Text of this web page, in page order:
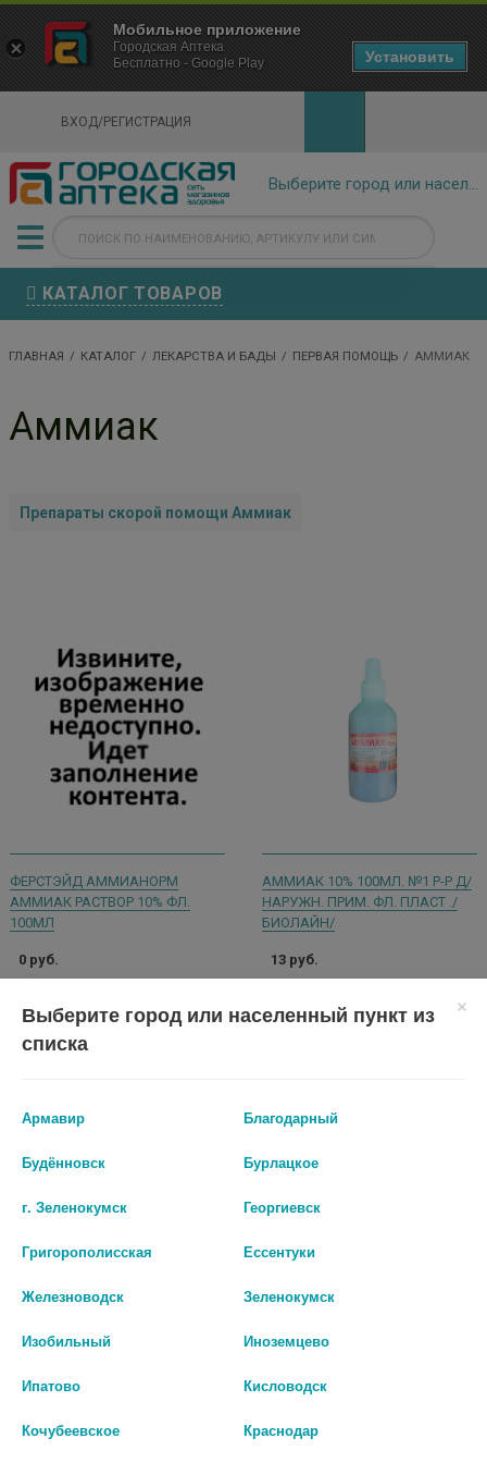
ВХОД/РЕГИСТРАЦИЯ
КАТАЛОГ ТОВАРОВ
ГЛАВНАЯ КАТАЛОГ ЛЕКАРСТВА И БАДЫ ПЕРВАЯ ПОМОЩЬ АММИАК
Аммиак
Препараты скорой помощи Аммиак
ФЕРСТЭЙД АММИАНОРМ
АММИАК РАСТВОР 10% ФЛ.
100МЛ
0 руб.
шт
В КОРЗИНУ
АММИАК 10% 100МЛ. №1 Р-Р Д/
НАРУЖН. ПРИМ. ФЛ. ПЛАСТ ./
БИОЛАЙН/
13 руб.
шт
АММИАК 10% 100МЛ. №1 Р-Р Д/
ИВАНОВСКАЯ/
АММИАК 10% 100МЛ. №1 Р-Р Д/
ФАБРИКА/ 3073
×
Городская Аптека Маркетплейс
- In Google Play
Выберите город или населенный пункт из
списка
Армавир Благодарный
Будённовск Бурлацкое
г. Зеленокумск Георгиевск
Григорополисская Ессентуки
Железноводск Зеленокумск
Изобильный Иноземцево
Ипатово Кисловодск
Кочубеевское Краснодар
Мобильное приложение
Городская Аптека
Бесплатно - Google Play
Установить